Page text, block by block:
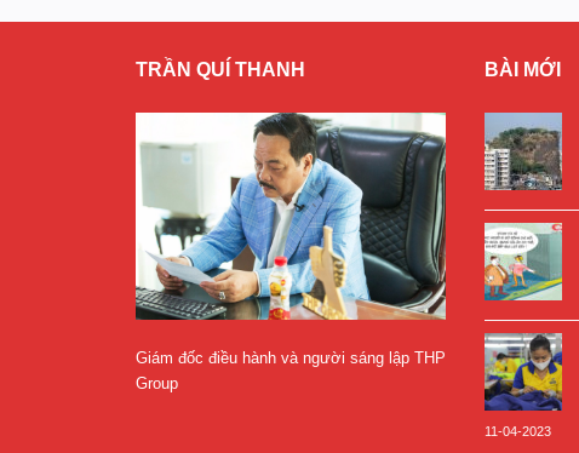
TRẦN QUÍ THANH
Giám đốc điều hành và người sáng lập THP
Group
BÀI MỚI
11-04-2023